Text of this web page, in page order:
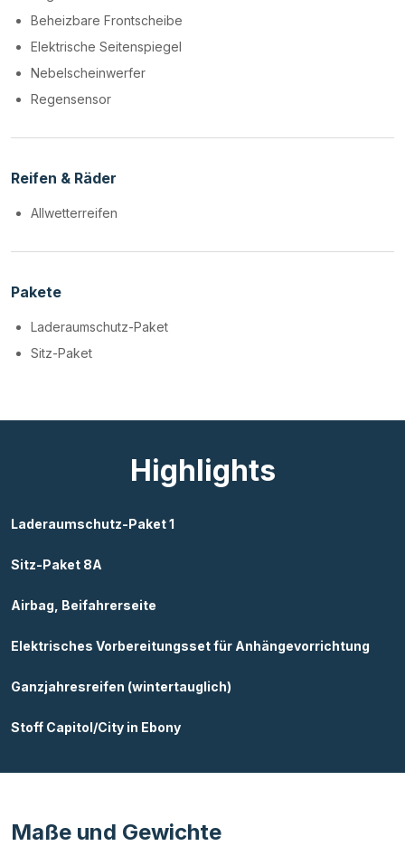
Beheizbare Frontscheibe
Elektrische Seitenspiegel
Nebelscheinwerfer
Regensensor
Reifen & Räder
Allwetterreifen
Pakete
Laderaumschutz-Paket
Sitz-Paket
Highlights
Laderaumschutz-Paket 1
Sitz-Paket 8A
Airbag, Beifahrerseite
Elektrisches Vorbereitungsset für Anhängevorrichtung
Ganzjahresreifen (wintertauglich)
Stoff Capitol/City in Ebony
Maße und Gewichte